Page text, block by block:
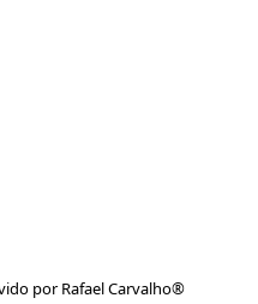
por Rafael Carvalho®